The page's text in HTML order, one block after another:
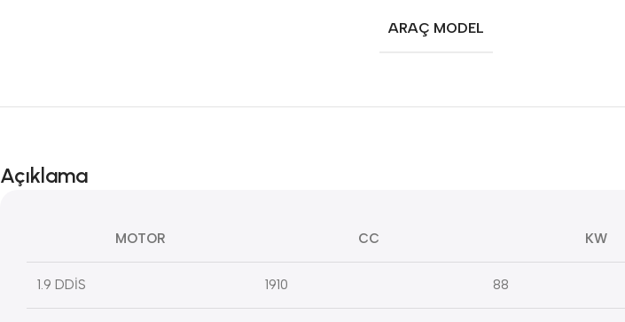
ARAÇ MODEL
Açıklama
MOTOR CC KW
1.9 DDİS 1910 88